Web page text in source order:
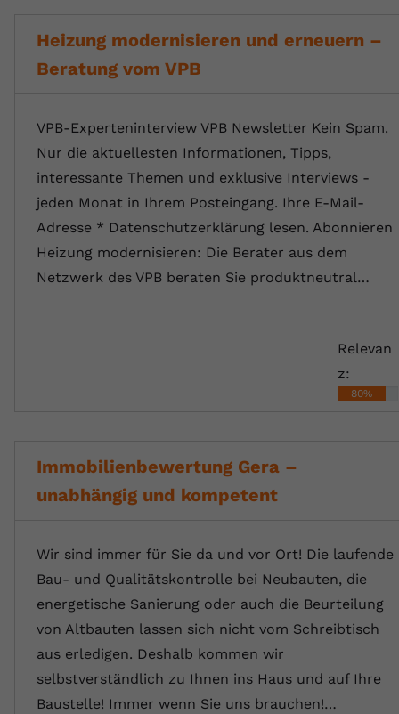
Heizung modernisieren und erneuern –
Beratung vom VPB
VPB-Experteninterview VPB Newsletter Kein Spam.
Nur die aktuellesten Informationen, Tipps,
interessante Themen und exklusive Interviews -
jeden Monat in Ihrem Posteingang. Ihre E-Mail-
Adresse * Datenschutzerklärung lesen. Abonnieren
Heizung modernisieren: Die Berater aus dem
Netzwerk des VPB beraten Sie produktneutral…
Relevan
z:
80%
Immobilienbewertung Gera –
unabhängig und kompetent
Wir sind immer für Sie da und vor Ort! Die laufende
Bau- und Qualitätskontrolle bei Neubauten, die
energetische Sanierung oder auch die Beurteilung
von Altbauten lassen sich nicht vom Schreibtisch
aus erledigen. Deshalb kommen wir
selbstverständlich zu Ihnen ins Haus und auf Ihre
Baustelle! Immer wenn Sie uns brauchen!…